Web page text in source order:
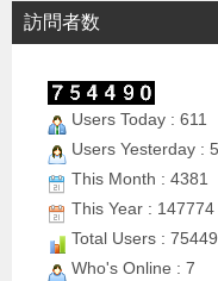
訪問者数
Users Today : 611
Users Yesterday :
This Month : 4381
This Year : 147774
Total Users :
Who's Online : 7